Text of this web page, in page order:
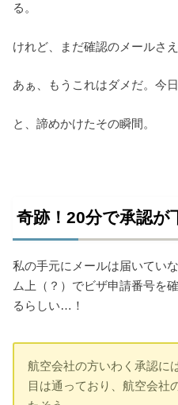
る。
けれど、まだ確認のメールさえ
あぁ、もうこれはダメだ。今
と、諦めかけたその瞬間。
奇跡！20分で承認が
私の手元にメールは届いてい
ム上（？）でビザ申請番号を
るらしい…！
航空会社の方いわく承認に
目は通っており、航空会社